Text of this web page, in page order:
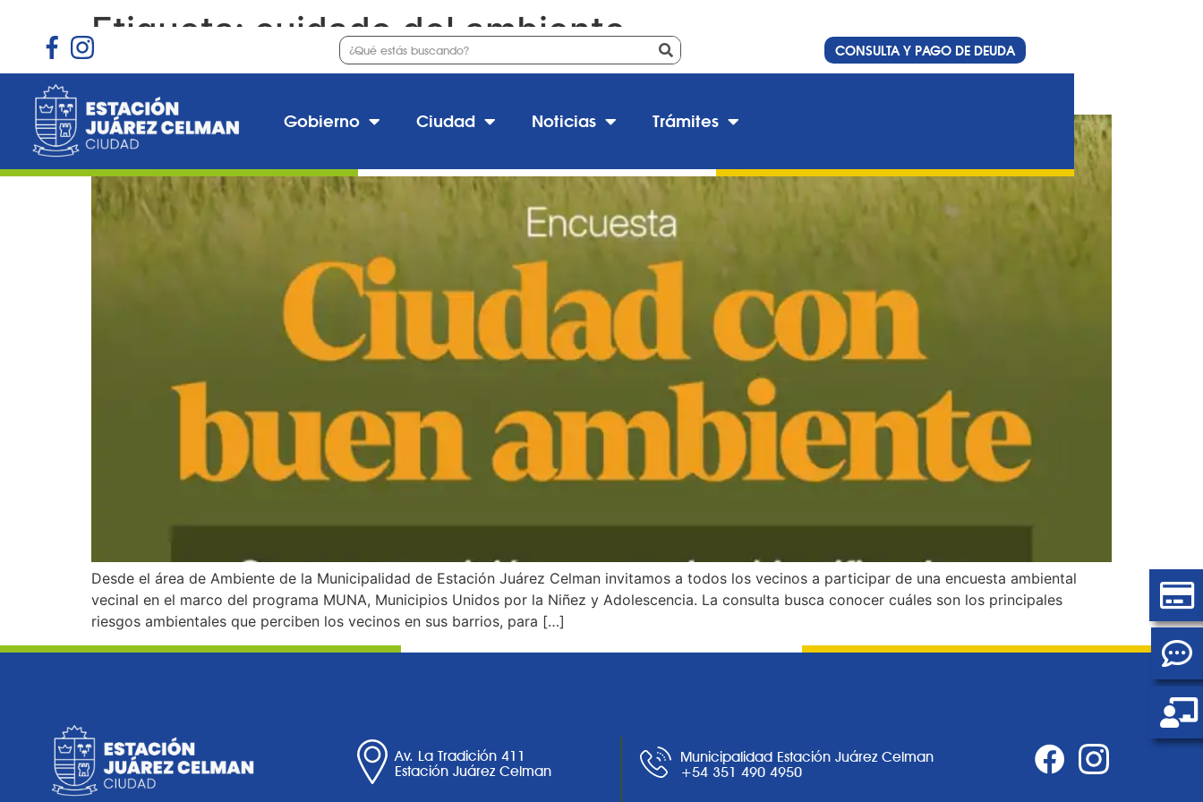
CONSULTA Y PAGO DE DEUDA
Gobierno Ciudad Noticias Trámites
Etiqueta: cuidado del ambiente
Encuesta ambiental
Desde el área de Ambiente de la Municipalidad de Estación Juárez Celman invitamos a todos los vecinos a participar de una encuesta ambiental
vecinal en el marco del programa MUNA, Municipios Unidos por la Niñez y Adolescencia. La consulta busca conocer cuáles son los principales
riesgos ambientales que perciben los vecinos en sus barrios, para […]
Av. La Tradición 411
Estación Juárez Celman
Municipalidad Estación Juárez Celman
+54 351 490 4950